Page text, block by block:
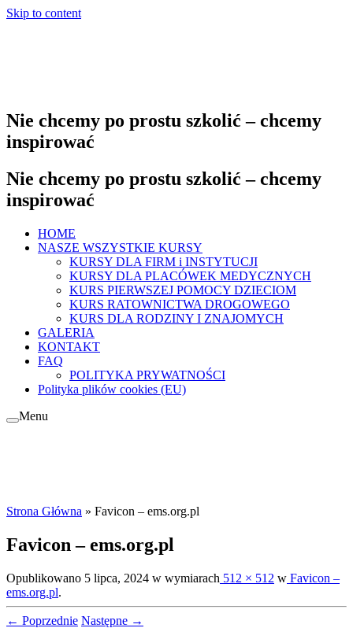
Skip to content
Nie chcemy po prostu szkolić – chcemy
inspirować
Nie chcemy po prostu szkolić – chcemy
inspirować
HOME
NASZE WSZYSTKIE KURSY
KURSY DLA FIRM i INSTYTUCJI
KURSY DLA PLACÓWEK MEDYCZNYCH
KURS PIERWSZEJ POMOCY DZIECIOM
KURS RATOWNICTWA DROGOWEGO
KURS DLA RODZINY I ZNAJOMYCH
GALERIA
KONTAKT
FAQ
POLITYKA PRYWATNOŚCI
Polityka plików cookies (EU)
Menu
Strona Główna » Favicon – ems.org.pl
Favicon – ems.org.pl
Opublikowano 5 lipca, 2024 w wymiarach 512 × 512 w Favicon –
ems.org.pl.
← Poprzednie Następne →